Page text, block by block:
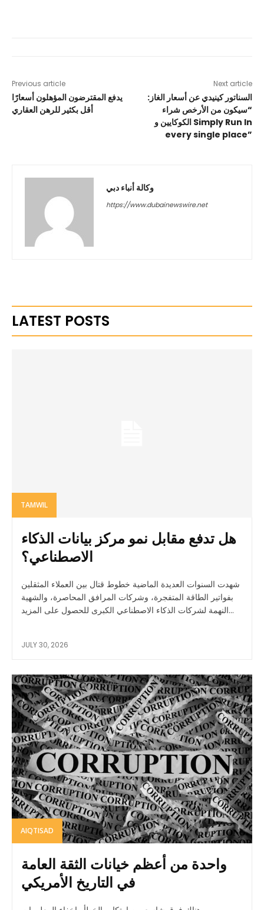
Previous article
يدفع المقترضون المؤهلون أسعارًا
أقل بكثير للرهن العقاري
Next article
السناتور كينيدي عن أسعار الغاز:
“سيكون من الأرخص شراء
الكوكايين و Simply Run In
every single place”
وكالة أنباء دبي
https://www.dubainewswire.net
LATEST POSTS
TAMWIL
هل تدفع مقابل نمو مركز بيانات الذكاء
الاصطناعي؟
شهدت السنوات العديدة الماضية خطوط قتال بين العملاء المثقلين
بفواتير الطاقة المتفجرة، وشركات المرافق المحاصرة، والشهية
النهمة لشركات الذكاء الاصطناعي الكبرى للحصول على المزيد...
JULY 30, 2026
AIQTISAD
واحدة من أعظم خيانات الثقة العامة
في التاريخ الأمريكي